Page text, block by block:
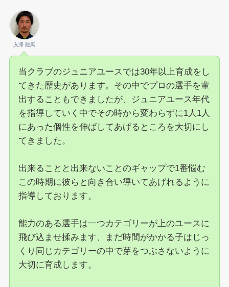
入澤 龍馬
当クラブのジュニアユースでは30年以上育成をし
てきた歴史があります。その中でプロの選手を輩
出することもできましたが、ジュニアユース年代
を指導していく中でその時から変わらずに1人1人
にあった個性を伸ばしてあげるところを大切にし
てきました。
出来ることと出来ないことのギャップで1番悩む
この時期に彼らと向き合い導いてあげれるように
指導しております。
能力のある選手は一つカテゴリーが上のユースに
飛び込ませ揉みます、まだ時間がかかる子はじっ
くり同じカテゴリーの中で芽をつぶさないように
大切に育成します。